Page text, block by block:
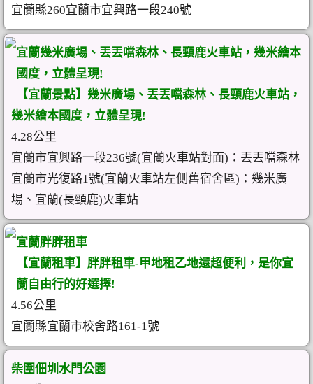
宜蘭縣260宜蘭市宜興路一段240號
宜蘭幾米廣場、丟丟噹森林、長頸鹿火車站，幾米繪本
國度，立體呈現!
【宜蘭景點】幾米廣場、丟丟噹森林、長頸鹿火車站，
幾米繪本國度，立體呈現!
4.28公里
宜蘭市宜興路一段236號(宜蘭火車站對面)：丟丟噹森林
宜蘭市光復路1號(宜蘭火車站左側舊宿舍區)：幾米廣
場、宜蘭(長頸鹿)火車站
宜蘭胖胖租車
【宜蘭租車】胖胖租車-甲地租乙地還超便利，是你宜
蘭自由行的好選擇!
4.56公里
宜蘭縣宜蘭市校舍路161-1號
柴圍佃圳水門公園